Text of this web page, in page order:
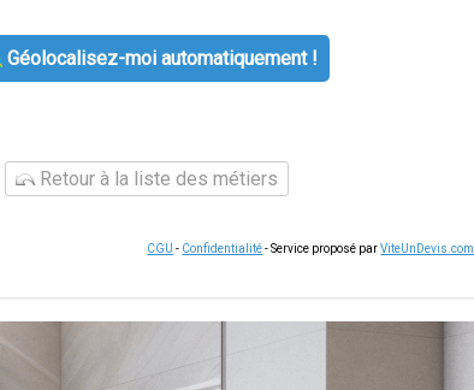
Géolocalisez-moi automatiquement !
Retour à la liste des métiers
CGU - Confidentialité- Service proposé parViteUnDevis.com